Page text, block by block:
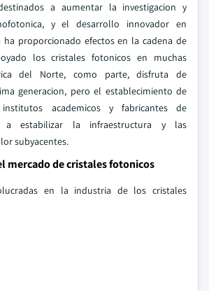
a aumentar la investigacion y
y el desarrollo innovador en
ha proporcionado efectos en la cadena de
los cristales fotonicos en muchas
del Norte, como parte, disfruta de
generacion, pero el establecimiento de
institutos academicos y fabricantes de
a estabilizar la infraestructura y las
subyacentes.
mercado de cristales fotonicos
en la industria de los cristales